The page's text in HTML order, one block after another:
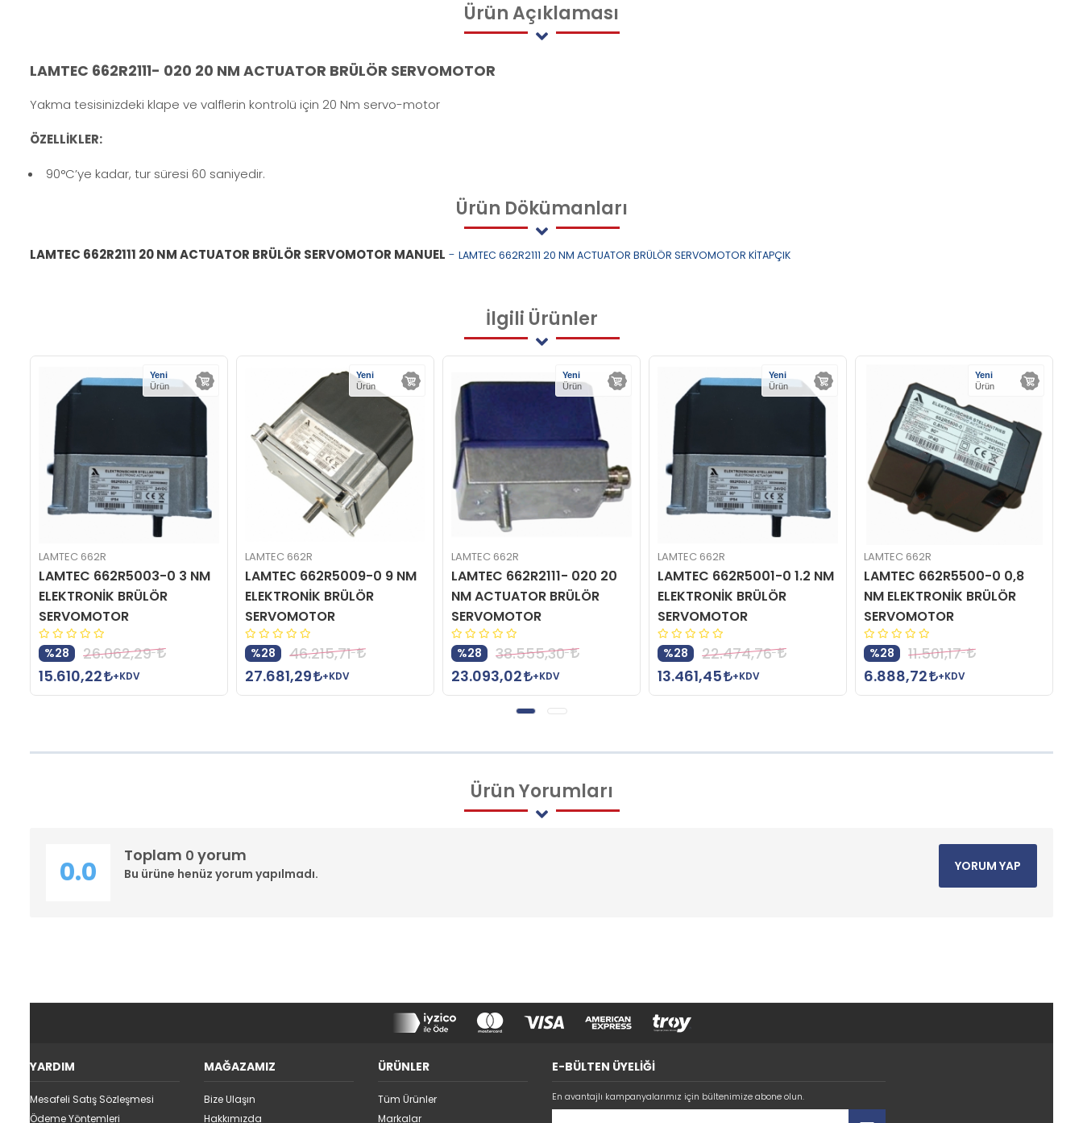
ÜrünAçıklaması
LAMTEC 662R2111- 020 20 NM ACTUATOR BRÜLÖR SERVOMOTOR
Yakma tesisinizdeki klape ve valflerin kontrolü için 20 Nm servo-motor
ÖZELLİKLER:
90°C’ye kadar, tur süresi 60 saniyedir.
Ürün Dökümanları
LAMTEC 662R2111 20 NM ACTUATOR BRÜLÖR SERVOMOTOR MANUEL - LAMTEC 662R2111 20 NM ACTUATOR BRÜLÖR SERVOMOTOR KİTAPÇIK
İlgili Ürünler
Yeni
Ürün
LAMTEC 662R
LAMTEC 662R5003-0 3 NM
ELEKTRONİK BRÜLÖR
SERVOMOTOR
%28
26.062,29
15.610,22
+KDV
Yeni
Ürün
LAMTEC 662R
LAMTEC 662R5009-0 9 NM
ELEKTRONİK BRÜLÖR
SERVOMOTOR
%28
46.215,71
27.681,29
+KDV
Yeni
Ürün
LAMTEC 662R
LAMTEC 662R2111- 020 20
NM ACTUATOR BRÜLÖR
SERVOMOTOR
%28
38.555,30
23.093,02
+KDV
Yeni
Ürün
LAMTEC 662R
LAMTEC 662R5001-0 1.2 NM
ELEKTRONİK BRÜLÖR
SERVOMOTOR
%28
22.474,76
13.461,45
+KDV
Yeni
Ürün
LAMTEC 662R
LAMTEC 662R5500-0 0,8
NM ELEKTRONİK BRÜLÖR
SERVOMOTOR
%28
11.501,17
6.888,72
+KDV
ÜrünYorumları
Toplam 0 yorum
Bu ürüne henüz yorum yapılmadı.
0.0 YORUM YAP
YARDIM
Mesafeli Satış Sözleşmesi
Ödeme Yöntemleri
MAĞAZAMIZ
Bize Ulaşın
Hakkımızda
ÜRÜNLER
Tüm Ürünler
Markalar
E-BÜLTEN ÜYELİĞİ
En avantajlı kampanyalarımız için bültenimize abone olun.